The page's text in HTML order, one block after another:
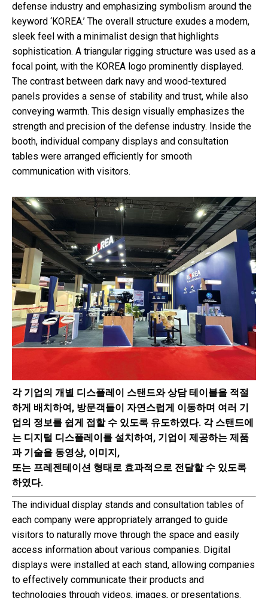
defense industry and emphasizing symbolism around the
keyword ‘KOREA.’ The overall structure exudes a modern,
sleek feel with a minimalist design that highlights
sophistication. A triangular rigging structure was used as a
focal point, with the KOREA logo prominently displayed.
The contrast between dark navy and wood-textured
panels provides a sense of stability and trust, while also
conveying warmth. This design visually emphasizes the
strength and precision of the defense industry. Inside the
booth, individual company displays and consultation
tables were arranged efficiently for smooth
communication with visitors.
각 기업의 개별 디스플레이 스탠드와 상담 테이블을 적절
하게 배치하여, 방문객들이 자연스럽게 이동하며 여러 기
업의 정보를 쉽게 접할 수 있도록 유도하였다. 각 스탠드에
는 디지털 디스플레이를 설치하여, 기업이 제공하는 제품
과 기술을 동영상, 이미지,
또는 프레젠테이션 형태로 효과적으로 전달할 수 있도록
하였다.
The individual display stands and consultation tables of
each company were appropriately arranged to guide
visitors to naturally move through the space and easily
access information about various companies. Digital
displays were installed at each stand, allowing companies
to effectively communicate their products and
technologies through videos, images, or presentations.